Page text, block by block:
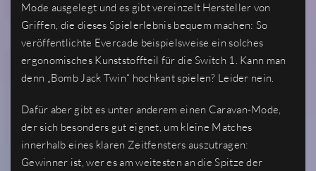
Mode ausgelegt und es gibt vereinzelt Hersteller von
Griffen, die dieses Spielerlebnis bequem machen: So
veröffentlichte Evercade beispielsweise ein solches
ergonomisches Kunststoffteil für die Switch 1. Kann man
denn „Bomb Jack Twin“ hochkant spielen? Leider nein.
Dafür aber gibt es unter anderem einen Caravan-Mode,
der sich besonders gut eignet, um kleine Matches
innerhalb eines klaren Zeitfensters auszutragen:
Gewinner ist, wer es am weitesten an die Spitze der